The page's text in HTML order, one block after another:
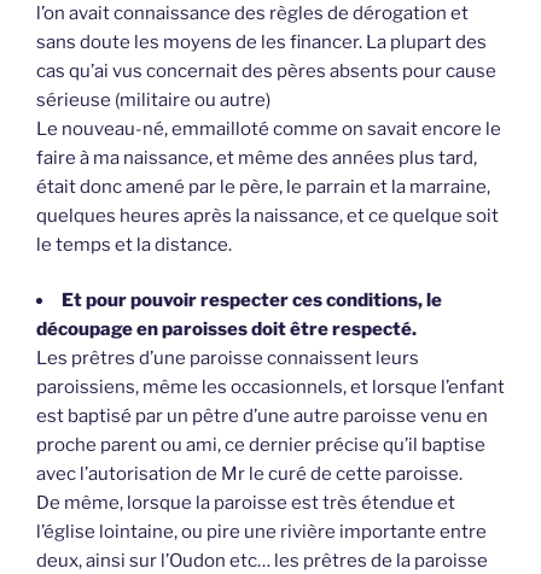
l’on avait connaissance des règles de dérogation et
sans doute les moyens de les financer. La plupart des
cas qu’ai vus concernait des pères absents pour cause
sérieuse (militaire ou autre)
Le nouveau-né, emmailloté comme on savait encore le
faire à ma naissance, et même des années plus tard,
était donc amené par le père, le parrain et la marraine,
quelques heures après la naissance, et ce quelque soit
le temps et la distance.
Et pour pouvoir respecter ces conditions, le
découpage en paroisses doit être respecté.
Les prêtres d’une paroisse connaissent leurs
paroissiens, même les occasionnels, et lorsque l’enfant
est baptisé par un pêtre d’une autre paroisse venu en
proche parent ou ami, ce dernier précise qu’il baptise
avec l’autorisation de Mr le curé de cette paroisse.
De même, lorsque la paroisse est très étendue et
l’église lointaine, ou pire une rivière importante entre
deux, ainsi sur l’Oudon etc… les prêtres de la paroisse